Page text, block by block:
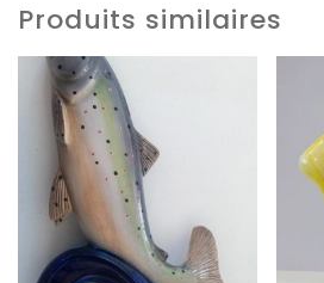
Produits similaires